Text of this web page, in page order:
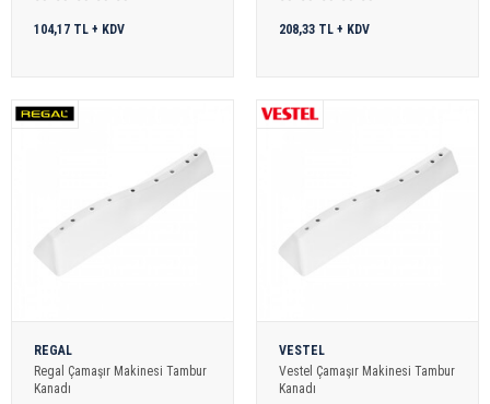
104,17 TL + KDV 208,33 TL + KDV
REGAL
Regal Çamaşır Makinesi Tambur
Kanadı
VESTEL
Vestel Çamaşır Makinesi Tambur
Kanadı